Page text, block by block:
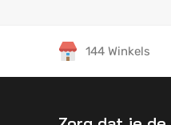
144 Winkels